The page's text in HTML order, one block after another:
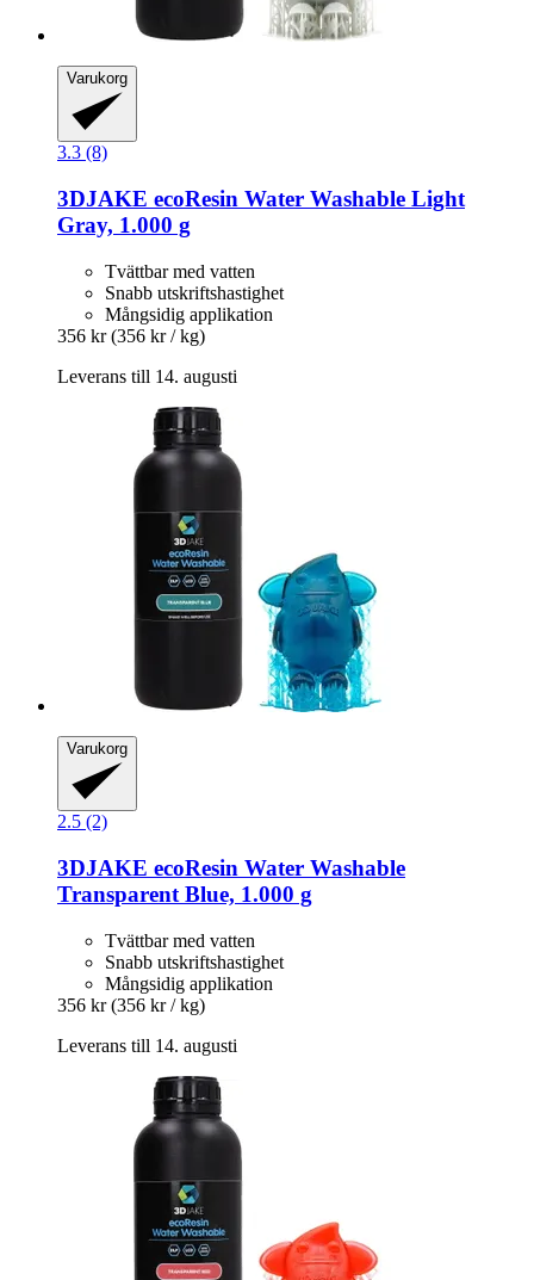
Varukorg
3.3 (8)
3DJAKE ecoResin Water Washable Light
Gray, 1.000 g
Tvättbar med vatten
Snabb utskriftshastighet
Mångsidig applikation
356 kr (356 kr / kg)
Leverans till 14. augusti
Varukorg
2.5 (2)
3DJAKE ecoResin Water Washable
Transparent Blue, 1.000 g
Tvättbar med vatten
Snabb utskriftshastighet
Mångsidig applikation
356 kr (356 kr / kg)
Leverans till 14. augusti